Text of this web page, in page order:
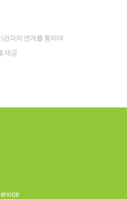
과의 연계를 통하여
제공